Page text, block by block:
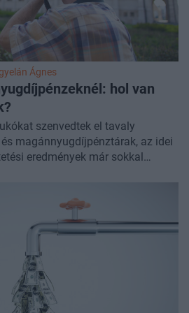
Ágnes
hol van
szenvedtek el tavaly
magánnyugdíjpénztárak, az idei
eredmények már sokkal
az utóbbi hónapokban, és jó
megállt a taglétszám